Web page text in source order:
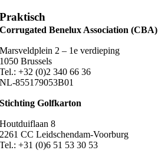
Praktisch
Corrugated Benelux Association (CBA)
Marsveldplein 2 – 1e verdieping
1050 Brussels
Tel.: +32 (0)2 340 66 36
NL-855179053B01
Stichting Golfkarton
Houtduiflaan 8
2261 CC Leidschendam-Voorburg
Tel.: +31 (0)6 51 53 30 53